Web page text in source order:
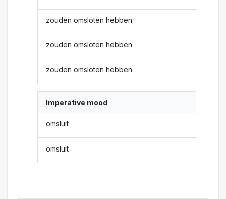
zouden omsloten hebben
zouden omsloten hebben
zouden omsloten hebben
Imperative mood
omsluit
omsluit